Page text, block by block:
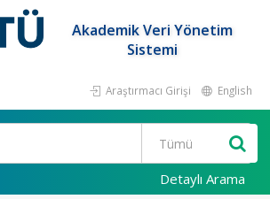
Akademik Veri Yönetim
Sistemi
Araştırmacı Girişi English
Detaylı Arama